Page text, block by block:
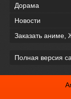
Дорама
Новости
Заказать аниме,
Полная версия